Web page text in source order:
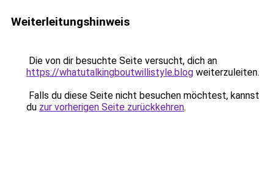
Weiterleitungshinweis
Die von dir besuchte Seite versucht, dich an
https://whatutalkingboutwillistyle.blog weiterzuleiten.
Falls du diese Seite nicht besuchen möchtest, kannst
du zur vorherigen Seite zurückkehren.